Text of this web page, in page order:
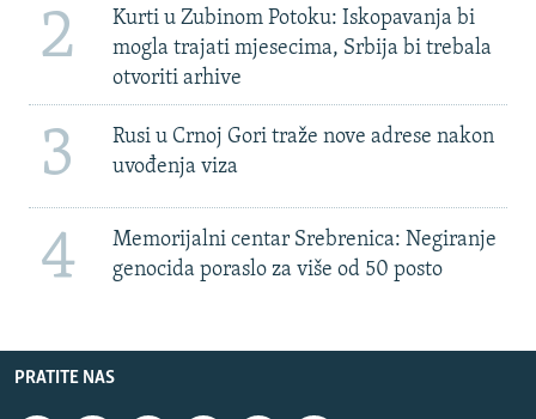
2
Kurti u Zubinom Potoku: Iskopavanja bi
mogla trajati mjesecima, Srbija bi trebala
otvoriti arhive
3
Rusi u Crnoj Gori traže nove adrese nakon
uvođenja viza
4
Memorijalni centar Srebrenica: Negiranje
genocida poraslo za više od 50 posto
PRATITE NAS